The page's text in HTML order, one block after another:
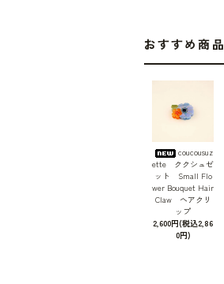
おすすめ商品
coucousuz
ette ククシュゼ
ット Small Flo
wer Bouquet Hair
Claw ヘアクリ
ップ
2,600円(税込2,86
0円)